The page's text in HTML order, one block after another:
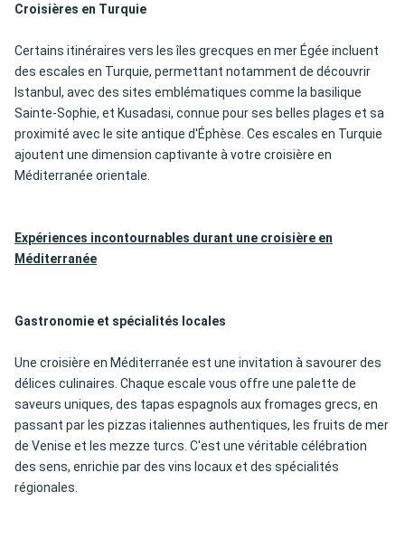
Croisières en Turquie
Certains itinéraires vers les îles grecques en mer Égée incluent
des escales en Turquie, permettant notamment de découvrir
Istanbul, avec des sites emblématiques comme la basilique
Sainte-Sophie, et Kusadasi, connue pour ses belles plages et sa
proximité avec le site antique d'Éphèse. Ces escales en Turquie
ajoutent une dimension captivante à votre croisière en
Méditerranée orientale.
Expériences incontournables durant une croisière en
Méditerranée
Gastronomie et spécialités locales
Une croisière en Méditerranée est une invitation à savourer des
délices culinaires. Chaque escale vous offre une palette de
saveurs uniques, des tapas espagnols aux fromages grecs, en
passant par les pizzas italiennes authentiques, les fruits de mer
de Venise et les mezze turcs. C'est une véritable célébration
des sens, enrichie par des vins locaux et des spécialités
régionales.